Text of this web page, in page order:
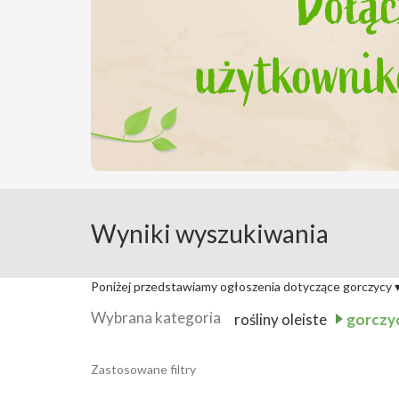
Wyniki wyszukiwania
Poniżej przedstawiamy ogłoszenia dotyczące gorczycy
Sprzedam i Kupię
Wybrana kategoria rośliny oleiste
Zastosowane filtry